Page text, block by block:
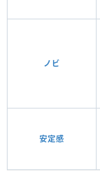
ノビ
安定感